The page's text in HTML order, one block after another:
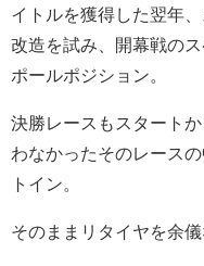
イトルを獲得した翌年
改造を試み、開幕戦の
ポールポジション。
決勝レースもスタート
わなかったそのレース
トイン。
そのままリタイヤを余